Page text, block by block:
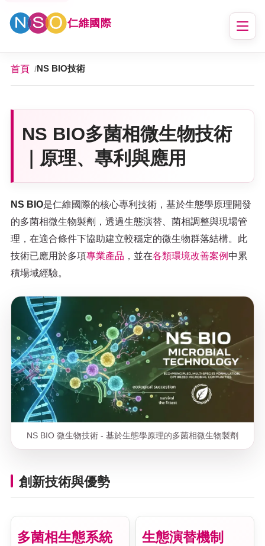
仁維國際
首頁 NS BIO技術
NS BIO多菌相微生物技術
｜原理、專利與應用
NS BIO是仁維國際的核心專利技術，基於生態學原理開發
的多菌相微生物製劑，透過生態演替、菌相調整與現場管
理，在適合條件下協助建立較穩定的微生物群落結構。此
技術已應用於多項專業產品 ，並在各類環境改善案例 中累
積場域經驗。
NS BIO 微生物技術 - 基於生態學原理的多菌相微生物製劑
創新技術與優勢
多菌相生態系統 生態演替機制